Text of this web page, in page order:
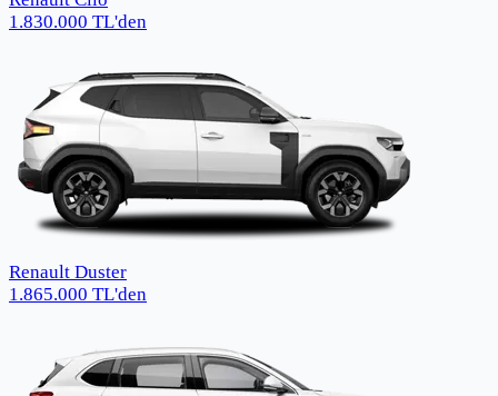
1.830.000 TL'den
Renault Duster
1.865.000 TL'den